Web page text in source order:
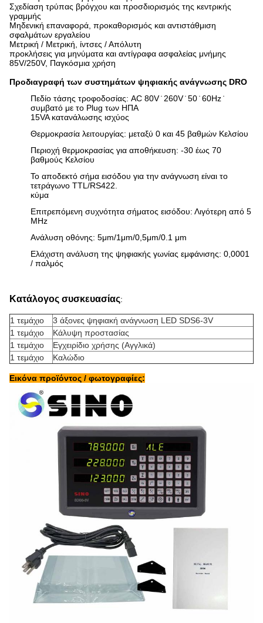
Σχεδίαση τρύπας βρόγχου και προσδιορισμός της κεντρικής
γραμμής
Μηδενική επαναφορά, προκαθορισμός και αντιστάθμιση
σφαλμάτων εργαλείου
Μετρική / Μετρική, ίντσες / Απόλυτη
προκλήσεις για μηνύματα και αντίγραφα ασφαλείας μνήμης
85V/250V, Παγκόσμια χρήση
Προδιαγραφή των συστημάτων ψηφιακής ανάγνωσης DRO
Πεδίο τάσης τροφοδοσίας: AC 80V ̇ 260V ̇ 50 ̇ 60Hz ̇
συμβατό με το Plug των ΗΠΑ
15VA κατανάλωσης ισχύος
Θερμοκρασία λειτουργίας: μεταξύ 0 και 45 βαθμών Κελσίου
Περιοχή θερμοκρασίας για αποθήκευση: -30 έως 70
βαθμούς Κελσίου
Το αποδεκτό σήμα εισόδου για την ανάγνωση είναι το
τετράγωνο TTL/RS422.
κύμα
Επιτρεπόμενη συχνότητα σήματος εισόδου: Λιγότερη από 5
MHz
Ανάλυση οθόνης: 5μm/1 μm/0,5μm/0. 1 μm
Ελάχιστη ανάλυση της ψηφιακής γωνίας εμφάνισης: 0,0001
/ παλμός
Κατάλογος συσκευασίας:
1 τεμάχιο
3 άξονες ψηφιακή ανάγνωση LED SDS6-3V
1 τεμάχιο
Κάλυψη προστασίας
1 τεμάχιο
Εγχειρίδιο χρήσης (Αγγλικά)
1 τεμάχιο
Καλώδιο
Εικόνα προϊόντος / φωτογραφίες: